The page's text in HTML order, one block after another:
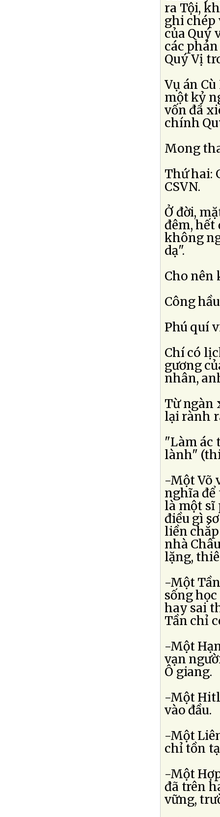
ra Tội,
ghi chép
của Quý
các
Quý Vị
Vụ án
một kỷ
vốn đã
chính
Mong
Thứ hai:
CSVN.
Ở đời,
đêm, hết
không
dạ".
Cho nên
Công
Phú quí
Chí có
gương
nhân,
Từ ngàn
lại rành
"Làm ác
lành"
-Một Võ
nghĩa
là một sĩ
điều gì
liền
nhà
lặng,
-Một
sống
hay sai
Tần chỉ
-Một
vạn
Ô giang.
-Một
vào đầu.
-Một
chỉ tồn
-Một
đã trên
vững,